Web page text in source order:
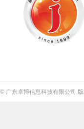
© 广东卓博信息科技有限公司